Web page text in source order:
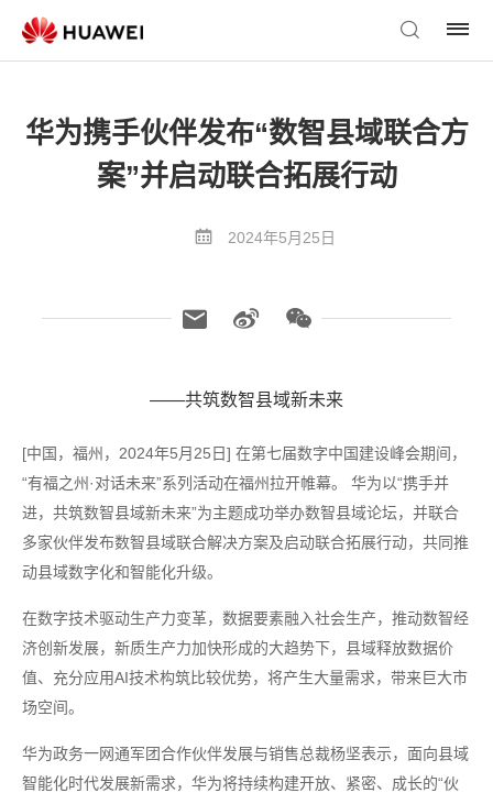
华为携手伙伴发布“数智县域联合方
案”并启动联合拓展行动
2024年5月25日
——共筑数智县域新未来
[中国，福州，2024年5月25日] 在第七届数字中国建设峰会期间，
“有福之州·对话未来”系列活动在福州拉开帷幕。 华为以“携手并
进，共筑数智县域新未来”为主题成功举办数智县域论坛，并联合
多家伙伴发布数智县域联合解决方案及启动联合拓展行动，共同推
动县域数字化和智能化升级。
在数字技术驱动生产力变革，数据要素融入社会生产，推动数智经
济创新发展，新质生产力加快形成的大趋势下，县域释放数据价
值、充分应用AI技术构筑比较优势，将产生大量需求，带来巨大市
场空间。
华为政务一网通军团合作伙伴发展与销售总裁杨坚表示，面向县域
智能化时代发展新需求，华为将持续构建开放、紧密、成长的“伙